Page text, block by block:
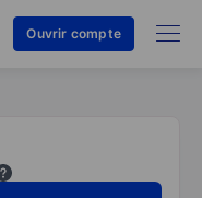
Ouvrir compte